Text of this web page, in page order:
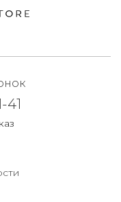
41